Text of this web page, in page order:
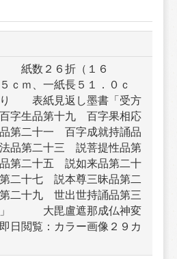
　紙数２６折（１６
ｃｍ、一紙長５１．０ｃ
　　表紙見返し墨書「受方
字生品第十九　百字果相応
第二十一　百字成就持誦品
品第二十三　説菩提性品第
第二十五　説如来品第二十
二十七　説本尊三昧品第二
二十九　世出世持誦品第三
　　　大毘盧遮那成仏神変
日閲覧：カラー画像２９カ